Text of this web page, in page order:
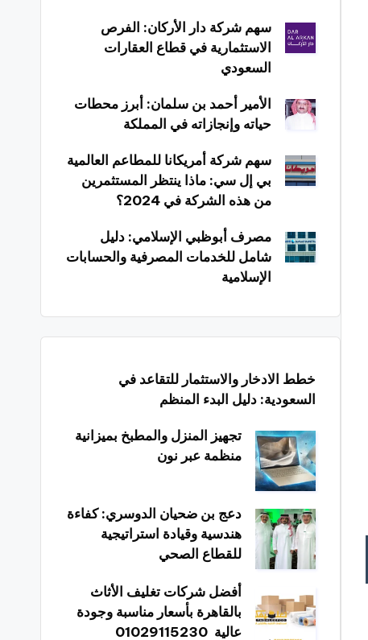
سهم شركة دار الأركان: الفرص
الاستثمارية في قطاع العقارات
السعودي
الأمير أحمد بن سلمان: أبرز محطات
حياته وإنجازاته في المملكة
سهم شركة أمريكانا للمطاعم العالمية
بي إل سي: ماذا ينتظر المستثمرين
من هذه الشركة في 2024؟
مصرف أبوظبي الإسلامي: دليل
شامل للخدمات المصرفية والحسابات
الإسلامية
خطط الادخار والاستثمار للتقاعد في
السعودية: دليل البدء المنظم
تجهيز المنزل والمطبخ بميزانية
منظمة عبر نون
دعج بن ضحيان الدوسري: كفاءة
هندسية وقيادة استراتيجية
للقطاع الصحي
أفضل شركات تغليف الأثاث
بالقاهرة بأسعار مناسبة وجودة
عالية 01029115230